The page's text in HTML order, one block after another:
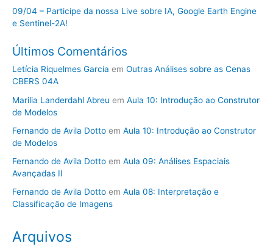
09/04 – Participe da nossa Live sobre IA, Google Earth Engine
e Sentinel-2A!
Últimos Comentários
Letícia Riquelmes Garcia em Outras Análises sobre as Cenas
CBERS 04A
Marilia Landerdahl Abreu em Aula 10: Introdução ao Construtor
de Modelos
Fernando de Avila Dotto em Aula 10: Introdução ao Construtor
de Modelos
Fernando de Avila Dotto em Aula 09: Análises Espaciais
Avançadas II
Fernando de Avila Dotto em Aula 08: Interpretação e
Classificação de Imagens
Arquivos